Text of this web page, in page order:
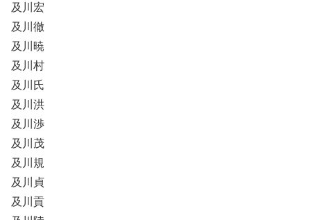
及川宏
及川徹
及川暁
及川村
及川氏
及川洪
及川渉
及川茂
及川規
及川貞
及川貢